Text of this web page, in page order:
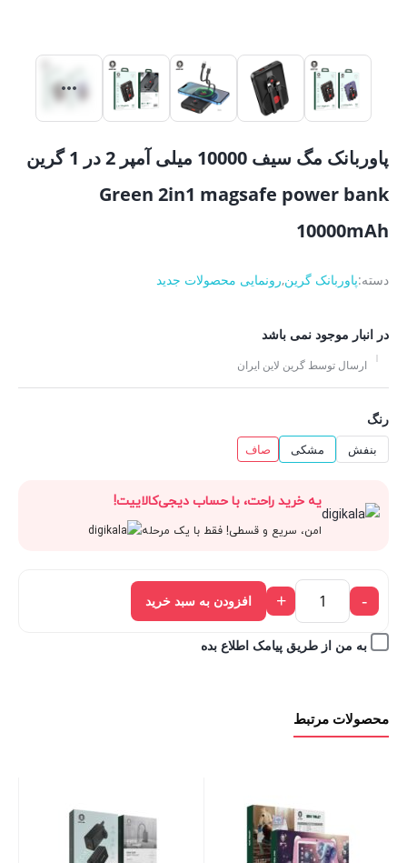
پاوربانک مگ سیف 10000 میلی آمپر 2 در 1 گرین
Green 2in1 magsafe power bank
10000mAh
دسته:پاوربانک گرین,رونمایی محصولات جدید
در انبار موجود نمی باشد
ارسال توسط گرین لاین ایران
رنگ
بنفش مشکی صاف
یه خرید راحت، با حساب دیجی‌کالاییت!
امن، سریع و قسطی! فقط با یک مرحله
-
+ افزودن به سبد خرید
به من از طریق پیامک اطلاع بده
محصولات مرتبط